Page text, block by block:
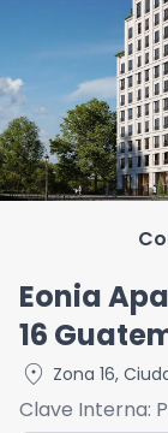
Eonia
16
location_on Zona 16,
Clave Interna: